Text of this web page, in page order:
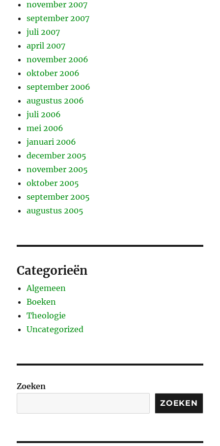
november 2007
september 2007
juli 2007
april 2007
november 2006
oktober 2006
september 2006
augustus 2006
juli 2006
mei 2006
januari 2006
december 2005
november 2005
oktober 2005
september 2005
augustus 2005
Categorieën
Algemeen
Boeken
Theologie
Uncategorized
Zoeken
ZOEKEN